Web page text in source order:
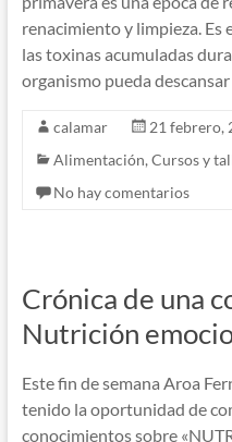
renacimiento y limpieza.
las toxinas acumuladas
organismo pueda
calamar
21 febrero,
Alimentación, Cursos y
No hay comentarios
Crónica de una
Nutrición
Este fin de semana Aroa
tenido la oportunidad de
conocimientos sobre